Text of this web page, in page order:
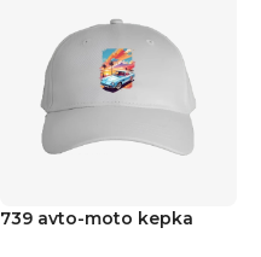
739 avto-moto kepka